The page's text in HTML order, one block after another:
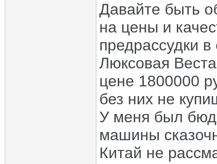
Давайте быть
на цены и
предрассудки
Люксовая
цене 1800000
без них не
У меня был
машины
Китай не